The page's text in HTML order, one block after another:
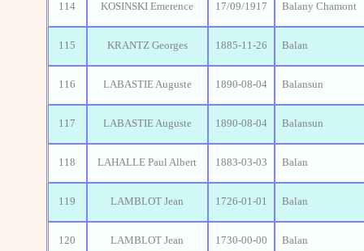
114 KOSINSKI Emerence 17/09/1917 Balany Chamont
115 KRANTZ Georges 1885-11-26 Balan
116 LABASTIE Auguste 1890-08-04 Balansun
117 LABASTIE Auguste 1890-08-04 Balansun
118 LAHALLE Paul Albert 1883-03-03 Balan
119 LAMBLOT Jean 1726-01-01 Balan
120 LAMBLOT Jean 1730-00-00 Balan